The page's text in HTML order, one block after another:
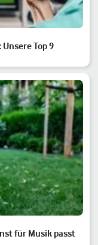
Top 9
für Musik passt